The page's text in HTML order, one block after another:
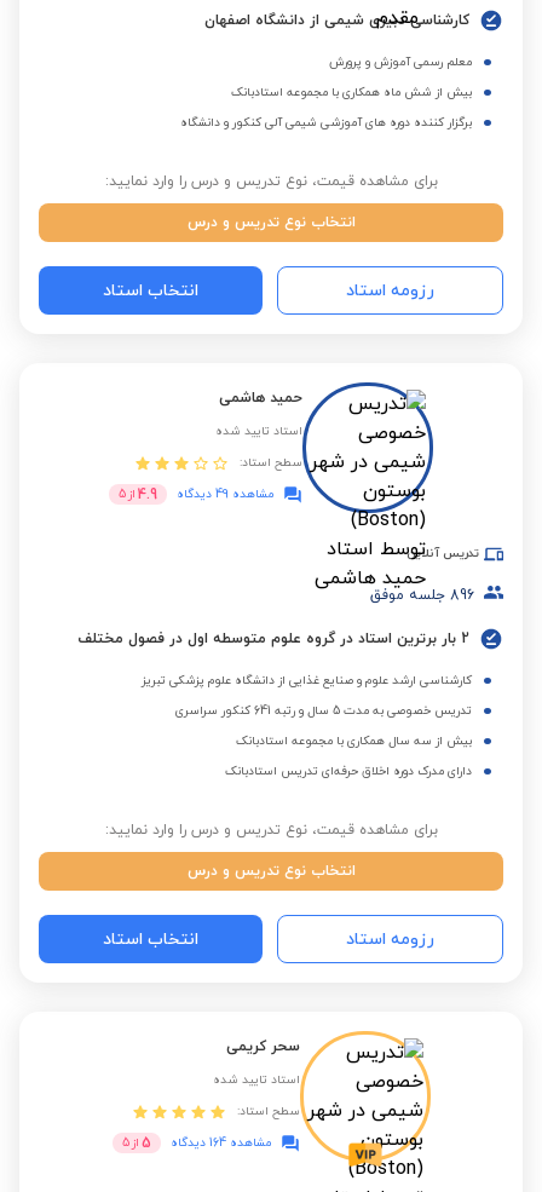
کارشناسی دبیری شیمی از دانشگاه اصفهان
معلم رسمی آموزش و پرورش
بیش از شش ماه همکاری با مجموعه استادبانک
برگزار کننده دوره های آموزشی شیمی آلی کنکور و دانشگاه
برای مشاهده قیمت، نوع تدریس و درس را وارد نمایید:
انتخاب نوع تدریس و درس
رزومه استاد انتخاب استاد
حمید هاشمی
استاد تایید شده
سطح استاد:
مشاهده 49 دیدگاه
4.9 از 5
تدریس آنلاین
896 جلسه موفق
2 بار برترین استاد در گروه علوم متوسطه اول در فصول مختلف
کارشناسی ارشد علوم و صنایع غذایی از دانشگاه علوم پزشکی تبریز
تدریس خصوصی به مدت 5 سال و رتبه 641 کنکور سراسری
بیش از سه سال همکاری با مجموعه استادبانک
دارای مدرک دوره اخلاق حرفه‌ای تدریس استادبانک
برای مشاهده قیمت، نوع تدریس و درس را وارد نمایید:
انتخاب نوع تدریس و درس
رزومه استاد انتخاب استاد
سحر کریمی
استاد تایید شده
سطح استاد:
مشاهده 164 دیدگاه
5 از 5